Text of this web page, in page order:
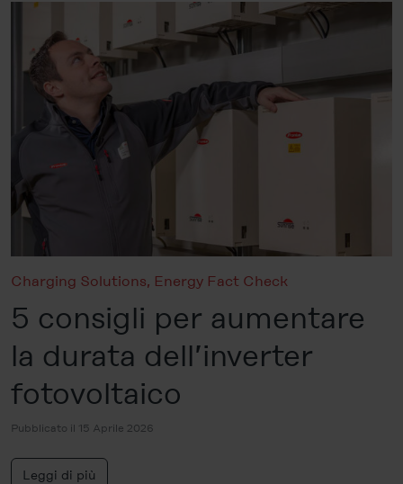
Charging Solutions, Energy Fact Check
5 consigli per aumentare
la durata dell’inverter
fotovoltaico
Pubblicato il 15 Aprile 2026
Leggi di più